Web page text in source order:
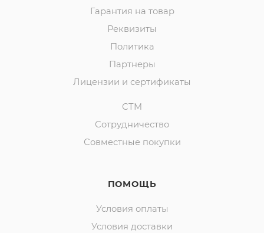
Гарантия на товар
Реквизиты
Политика
Партнеры
Лицензии и сертификаты
СТМ
Сотрудничество
Совместные покупки
ПОМОЩЬ
Условия оплаты
Условия доставки